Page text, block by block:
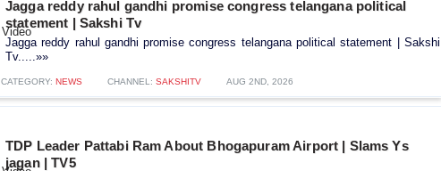
Jagga reddy rahul gandhi promise congress telangana political
statement | Sakshi Tv
Jagga reddy rahul gandhi promise congress telangana political statement | Sakshi
Tv.....»»
CATEGORY: NEWS CHANNEL: SAKSHITV AUG 2ND, 2026
TDP Leader Pattabi Ram About Bhogapuram Airport | Slams Ys
jagan | TV5